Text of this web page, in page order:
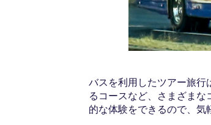
バスを利用したツアー旅行
るコースなど、さまざま
的な体験をできるので、気